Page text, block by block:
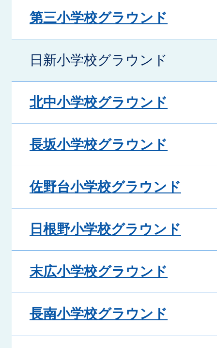
第三小学校グラウンド
日新小学校グラウンド
北中小学校グラウンド
長坂小学校グラウンド
佐野台小学校グラウンド
日根野小学校グラウンド
末広小学校グラウンド
長南小学校グラウンド